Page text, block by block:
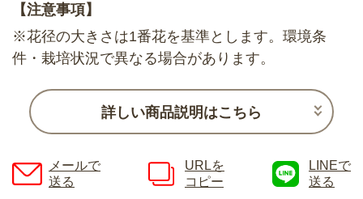
【注意事項】
※花径の大きさは1番花を基準とします。環境条
件・栽培状況で異なる場合があります。
詳しい商品説明はこちら
メールで
送る
URLを
コピー
LINEで
送る